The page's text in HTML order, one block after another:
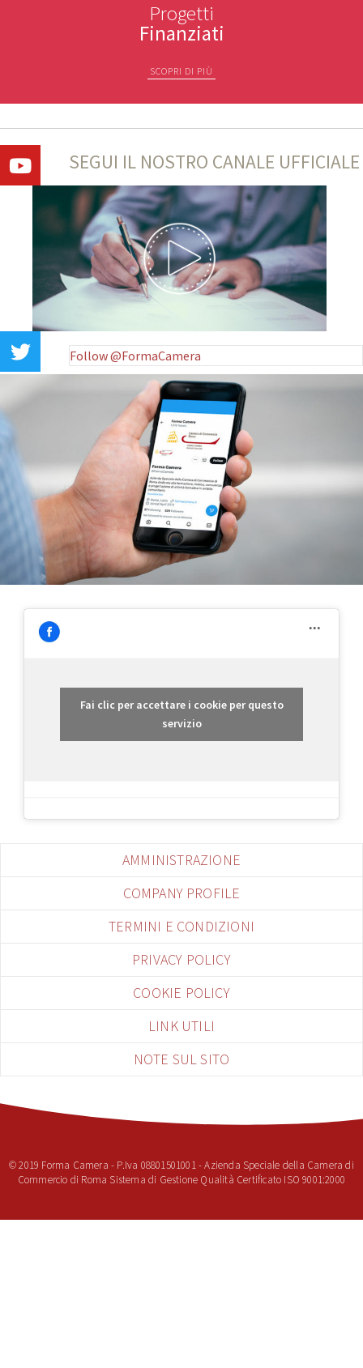
Progetti
Finanziati
SCOPRI DI PIÙ
SEGUI IL NOSTRO CANALE UFFICIALE
Follow @FormaCamera
Fai clic per accettare i cookie per questo
servizio
AMMINISTRAZIONE
COMPANY PROFILE
TERMINI E CONDIZIONI
PRIVACY POLICY
COOKIE POLICY
LINK UTILI
NOTE SUL SITO
© 2019 Forma Camera - P.Iva 08801501001 - Azienda Speciale della Camera di
Commercio di Roma Sistema di Gestione Qualità Certificato ISO 9001:2000